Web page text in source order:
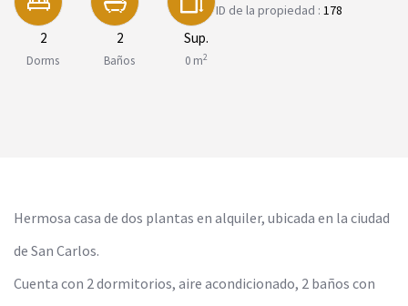
2
Dorms
2
Baños
Sup.
0 m2
ID de la propiedad : 178
Hermosa casa de dos plantas en alquiler, ubicada en la ciudad
de San Carlos.
Cuenta con 2 dormitorios, aire acondicionado, 2 baños con